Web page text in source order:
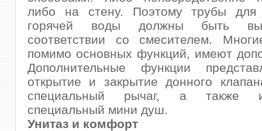
либо на стену. Поэтому трубы
горячей воды должны быть
соответствии со смесителем.
помимо основных функций, имеют
Дополнительные функции
открытие и закрытие донного
специальный рычаг, а также
специальный мини душ.
Унитаз и комфорт